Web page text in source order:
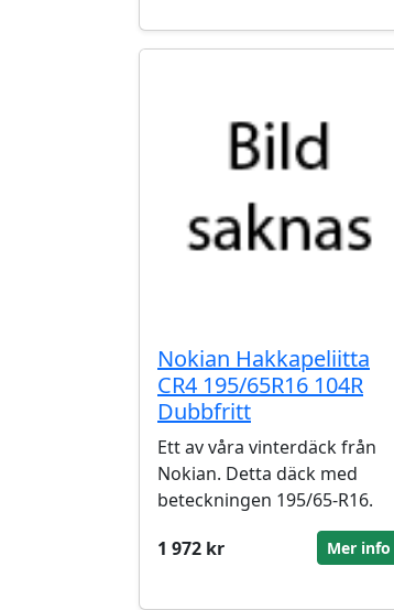
Nokian Hakkapeliitta
CR4 195/65R16 104R
Dubbfritt
Ett av våra vinterdäck från
Nokian. Detta däck med
beteckningen 195/65-R16.
1 972 kr
Mer info